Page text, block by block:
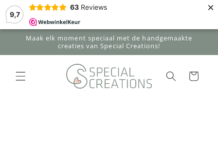
9,7
63 Reviews ×
Meteen
naar de
content
Maak elk moment speciaal met de handgemaakte
creaties van Special Creations!
Winkelwagen